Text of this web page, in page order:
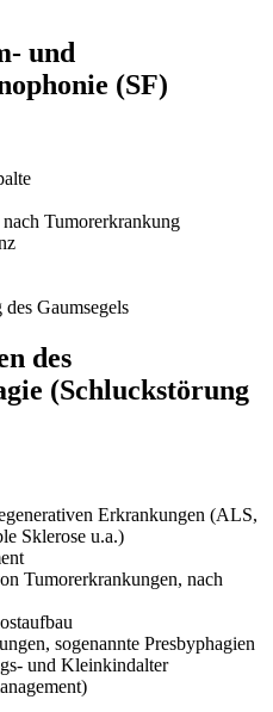
und
(SF)
Tumorerkrankung
Gaumsegels
des
(Schluckstörung
Erkrankungen (ALS,
Sklerose u.a.)
Tumorerkrankungen, nach
sogenannte Presbyphagien
und Kleinkindalter